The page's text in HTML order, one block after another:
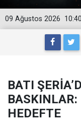
10:40
09 Ağustos 2026
BATI
BASKINLAR:
HEDEFTE